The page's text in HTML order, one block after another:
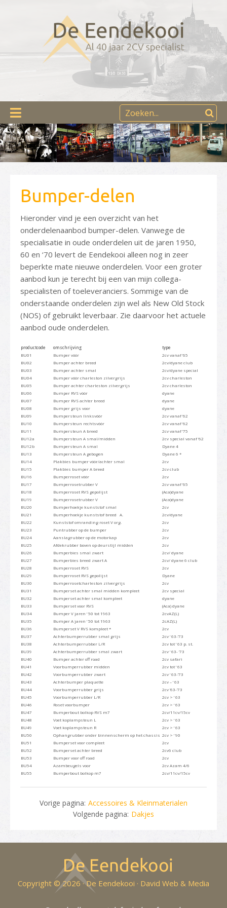
Bumper-delen
Hieronder vind je een overzicht van het
onderdelenaanbod bumper-delen. Vanwege de
specialisatie in oude onderdelen uit de jaren 1950,
60 en ‘70 levert de Eendekooi alleen nog in zeer
beperkte mate nieuwe onderdelen. Voor een groter
aanbod kun je terecht bij een van mijn collega-
specialisten of toeleveranciers. Sommige van de
onderstaande onderdelen zijn wel als New Old Stock
(NOS) of gebruikt leverbaar. Zie daarvoor het actuele
aanbod oude onderdelen.
productcode omschrijving
type
BU01
Bumper vóór
2cv vanaf ’65
BU02
Bumper achter breed
2cv/dyane club
BU03
Bumper achter smal
2cv/dyane special
BU04
Bumper vóór charleston zilvergrijs
2cv charleston
BU05
Bumper achter charleston zilvergrijs
2cv charleston
BU06
Bumper RVS vóór
dyane
BU07
Bumper RVS achter breed
dyane
BU08
Bumper grijs voor
dyane
BU09
Bumpersteun linksvóór
2cv vanaf ’62
BU10
Bumpersteun rechtsvóór
2cv vanaf ’62
BU11
Bumpersteun A breed
2cv vanaf ’75
BU12a
Bumpersteun A smal/midden
2cv special vanaf ’62
BU12b
Bumpersteun A smal
Dyane 4
BU13
Bumpersteun A gebogen
Dyane 6 *
BU14
Plakbies bumper vóór/achter smal
2cv
BU15
Plakbies bumper A breed
2cv club
BU16
Bumperroset vóór
2cv
BU17
Bumperrosetrubber V
2cv vanaf ’65
BU18
Bumperroset RVS gepolijst
(Aca)dyane
BU19
Bumperrosetrubber V
(Aca)dyane
BU20
Bumperhoekje kunststof smal
2cv
BU21
Bumperhoekje kunststof breed A.
2cv/dyane
BU22
Kunststof omranding roset V org.
2cv
BU23
Puntrubber op de bumper
2cv
BU24
Aanslagrubber op de motorkap
2cv
BU25
Afdekrubber boven op deurstijl midden
2cv
BU26
Bumperbies smal zwart
2cv/ dyane
BU27
Bumperbies breed zwart A
2cv/ dyane 6 club
BU28
Bumperroset RVS
2cv
BU29
Bumperroset RVS gepolijst
Dyane
BU30
Bumperrosetcharleston zilvergrijs
2cv
BU31
Bumperset achter smal midden kompleet
2cv special
BU32
Bumperset achter smal kompleet
dyane
BU33
Bumperset voor RVS
(Aca) dyane
BU34
Bumper V jaren ‘ 50 tot 1963
2cvAZ(L)
BU35
Bumper A jaren ‘ 50 tot 1963
2cAZ(L)
BU36
Bumperset V RVS kompleet *
2cv
BU37
Achterbumperrubber smal grijs
2cv ‘ 63-’73
BU38
Achterbumperrubber L/R
2cv tot ‘ 63 p. st.
BU39
Achterbumperrubber smal zwart
2cv ‘ 63- ’73
BU40
Bumper achter off road
2cv safari
BU41
Voorbumperrubber midden
2cv tot ‘ 63
BU42
Voorbumperrubber zwart
2cv ‘ 63-’73
BU43
Achterbumper plaquette
2cv – ‘ 63
BU44
Voorbumperrubber grijs
2cv ’63-’73
BU45
Voorbumperrubber L/R
2cv > ‘ 63
BU46
Roset voorbumper
2cv > ‘ 63
BU47
Bumperbout bolkop RVS m7
2cv/11cv/15cv
BU48
Voet koplampsteun L
2cv > ‘ 63
BU49
Voet koplampsteun R
2cv > ‘ 63
BU50
Ophangrubber onder binnenscherm op het chassis 2cv > ‘ 90
BU51
Bumperset voor compleet
2cv
BU52
Bumperset achter breed
2cv6 club
BU53
Bumper voor off road
2cv
BU54
Azambeugels voor
2cv Azam 4/6
BU55
Bumperbout bolkop m7 2cv/11cv/15cv
Vorige pagina: Accessoires & Kleinmaterialen
Volgende pagina: Dakjes
Copyright © 2026 · De Eendekooi · David Web & Media